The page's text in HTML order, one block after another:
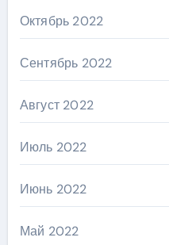
Октябрь 2022
Сентябрь 2022
Август 2022
Июль 2022
Июнь 2022
Май 2022